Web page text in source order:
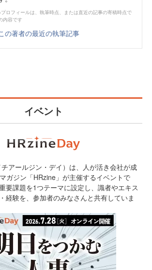
ロフィールは、執筆時点、または直近の記事の寄稿時点で
内容です
の著者の最近の執筆記事
イベント
アールジン・デイ）は、人が活き会社が成
ガジン「HRzine」が主催するイベントで
要課題を1つテーマに設定し、識者やエキス
経験を、参加者のみなさんと共有していま